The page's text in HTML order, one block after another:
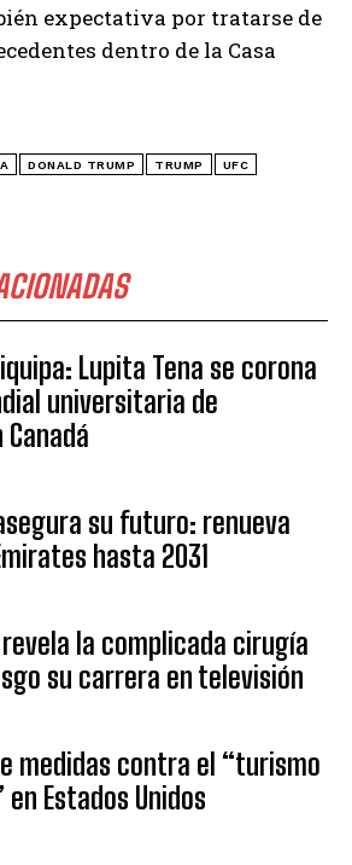
expectativa por tratarse de
dentro de la Casa
DONALD TRUMP TRUMP UFC
Lupita Tena se corona
universitaria de
su futuro: renueva
hasta 2031
la complicada cirugía
su carrera en televisión
medidas contra el “turismo
Estados Unidos